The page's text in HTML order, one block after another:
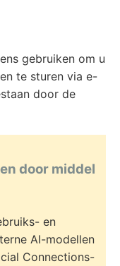
gebruiken om u
te sturen via e-
door de
door middel
en
AI-modellen
Connections-